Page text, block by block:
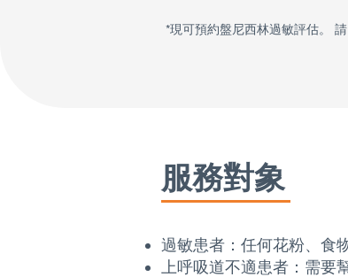
*現可預約盤尼西林過敏評估。 請
服務對象
過敏患者：任何花粉、食
上呼吸道不適患者：需要